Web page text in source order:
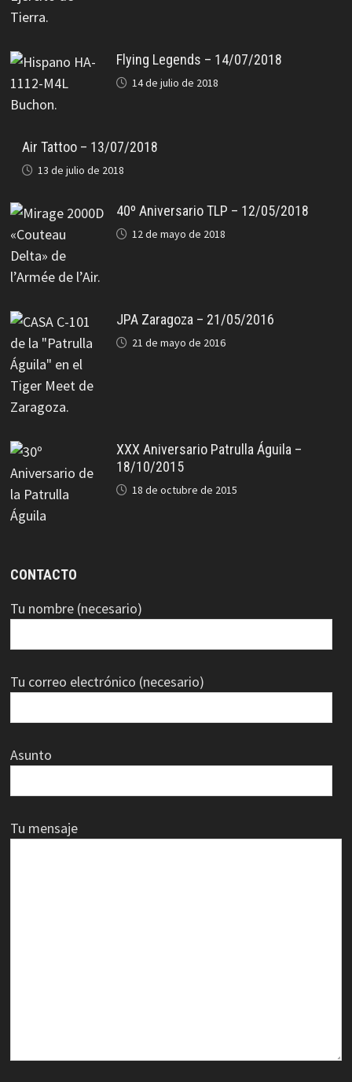
Flying Legends – 14/07/2018
14 de julio de 2018
Air Tattoo – 13/07/2018
13 de julio de 2018
40º Aniversario TLP – 12/05/2018
12 de mayo de 2018
JPA Zaragoza – 21/05/2016
21 de mayo de 2016
XXX Aniversario Patrulla Águila –
18/10/2015
18 de octubre de 2015
CONTACTO
Tu nombre (necesario)
Tu correo electrónico (necesario)
Asunto
Tu mensaje